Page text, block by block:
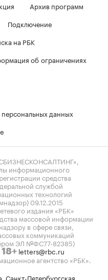
Архив программ
Подключение
на РБК
об ограничениях
данных
информационного
средства
службой
технологий
09.12.2015
издания «РБК»
массовой информации
в сфере связи,
коммуникаций
ЭЛ №ФС77-82385)
18+ letters@rbc.ru
агентство «РБК».
Санкт-Петербургская